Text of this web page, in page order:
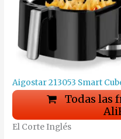
Aigostar 213053 Smart
Todas las
El Corte Inglés